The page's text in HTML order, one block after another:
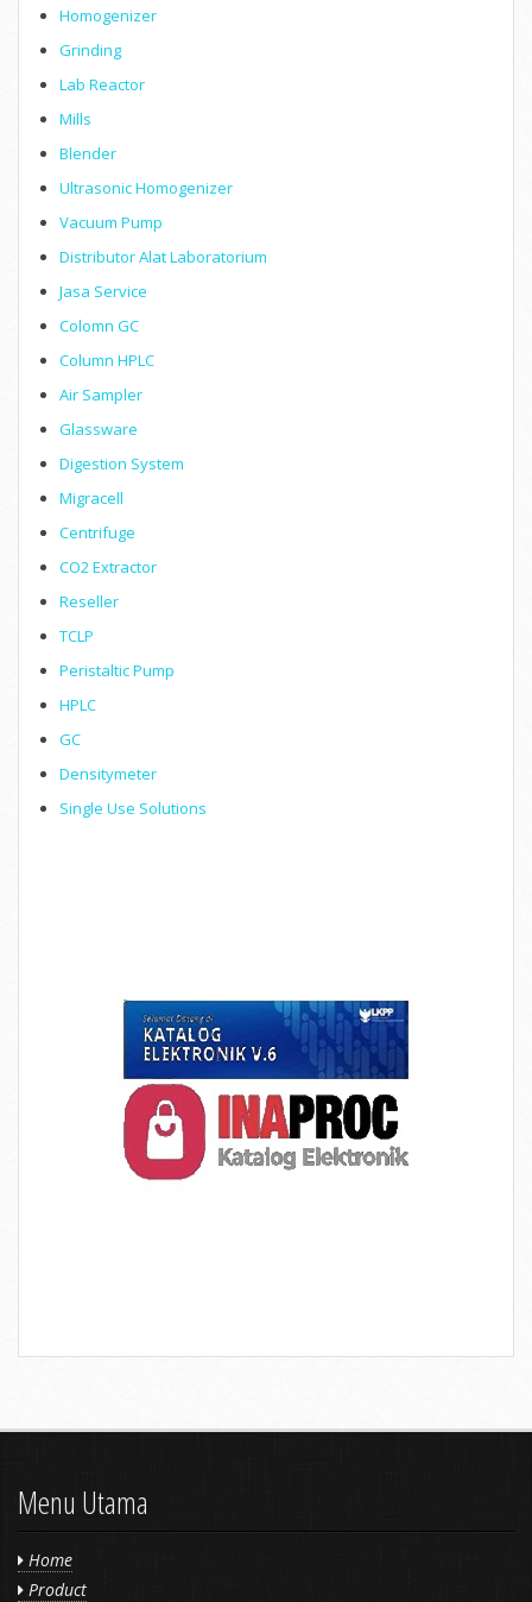
Homogenizer
Grinding
Lab Reactor
Mills
Blender
Ultrasonic Homogenizer
Vacuum Pump
Distributor Alat Laboratorium
Jasa Service
Colomn GC
Column HPLC
Air Sampler
Glassware
Digestion System
Migracell
Centrifuge
CO2 Extractor
Reseller
TCLP
Peristaltic Pump
HPLC
GC
Densitymeter
Single Use Solutions
Menu Utama
Home
Product